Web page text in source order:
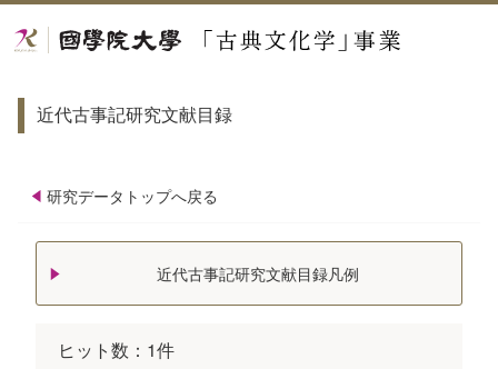
近代古事記研究文献目録
研究データトップへ戻る
近代古事記研究文献目録凡例
ヒット数： 1件